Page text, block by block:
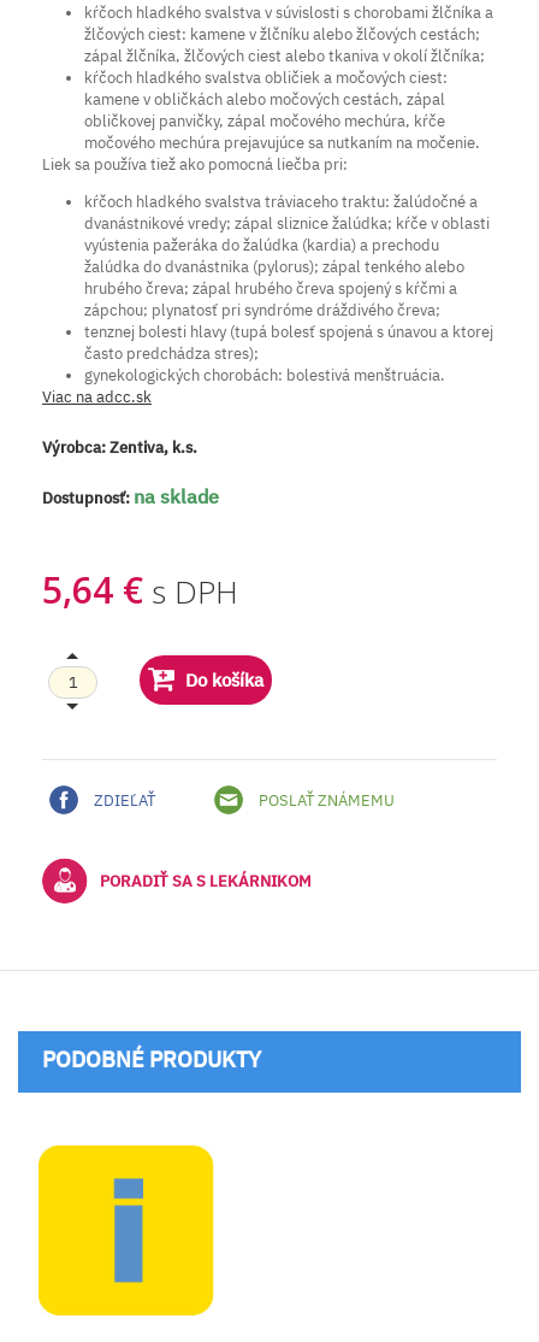
kŕčoch hladkého svalstva v súvislosti s chorobami žlčníka a
žlčových ciest: kamene v žlčníku alebo žlčových cestách;
zápal žlčníka, žlčových ciest alebo tkaniva v okolí žlčníka;
kŕčoch hladkého svalstva obličiek a močových ciest:
kamene v obličkách alebo močových cestách, zápal
obličkovej panvičky, zápal močového mechúra, kŕče
močového mechúra prejavujúce sa nutkaním na močenie.
Liek sa používa tiež ako pomocná liečba pri:
kŕčoch hladkého svalstva tráviaceho traktu: žalúdočné a
dvanástnikové vredy; zápal sliznice žalúdka; kŕče v oblasti
vyústenia pažeráka do žalúdka (kardia) a prechodu
žalúdka do dvanástnika (pylorus); zápal tenkého alebo
hrubého čreva; zápal hrubého čreva spojený s kŕčmi a
zápchou; plynatosť pri syndróme dráždivého čreva;
tenznej bolesti hlavy (tupá bolesť spojená s únavou a ktorej
často predchádza stres);
gynekologických chorobách: bolestivá menštruácia.
Viac na adcc.sk
Výrobca:Zentiva, k.s.
Dostupnosť: na sklade
5,64 € s DPH
Do košíka
ZDIEĽAŤ POSLAŤ ZNÁMEMU
PORADIŤ SA S LEKÁRNIKOM
PODOBNÉ PRODUKTY